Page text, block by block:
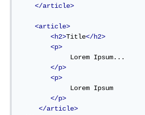
</article>
<article>
<h2>Title</h2>
<p>
</p>
<p>
</p>
</article>